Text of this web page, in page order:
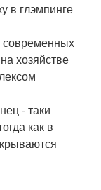
в глэмпинге
современных
хозяйстве
- таки
как в